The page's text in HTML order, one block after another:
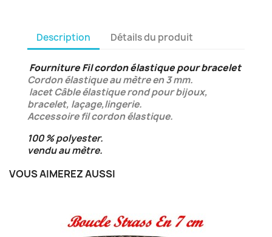
Description Détails du produit
Fourniture Fil cordon élastique pour bracelet
Cordon élastique au mètre en 3 mm.
lacet Câble élastique rond pour bijoux,
bracelet, laçage,lingerie.
Accessoire fil cordon élastique.
100 % polyester.
vendu au mètre.
VOUS AIMEREZ AUSSI